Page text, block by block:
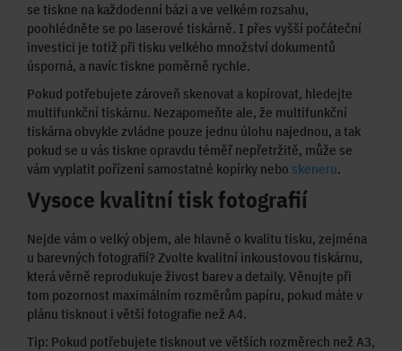
se tiskne na každodenní bázi a ve velkém rozsahu,
poohlédněte se po laserové tiskárně. I přes vyšší počáteční
investici je totiž při tisku velkého množství dokumentů
úsporná, a navíc tiskne poměrně rychle.
Pokud potřebujete zároveň skenovat a kopírovat, hledejte
multifunkční tiskárnu. Nezapomeňte ale, že multifunkční
tiskárna obvykle zvládne pouze jednu úlohu najednou, a tak
pokud se u vás tiskne opravdu téměř nepřetržitě, může se
vám vyplatit pořízení samostatné kopírky nebo skeneru.
Vysoce kvalitní tisk fotografií
Nejde vám o velký objem, ale hlavně o kvalitu tisku, zejména
u barevných fotografií? Zvolte kvalitní inkoustovou tiskárnu,
která věrně reprodukuje živost barev a detaily. Věnujte při
tom pozornost maximálním rozměrům papíru, pokud máte v
plánu tisknout i větší fotografie než A4.
Tip: Pokud potřebujete tisknout ve větších rozměrech než A3,